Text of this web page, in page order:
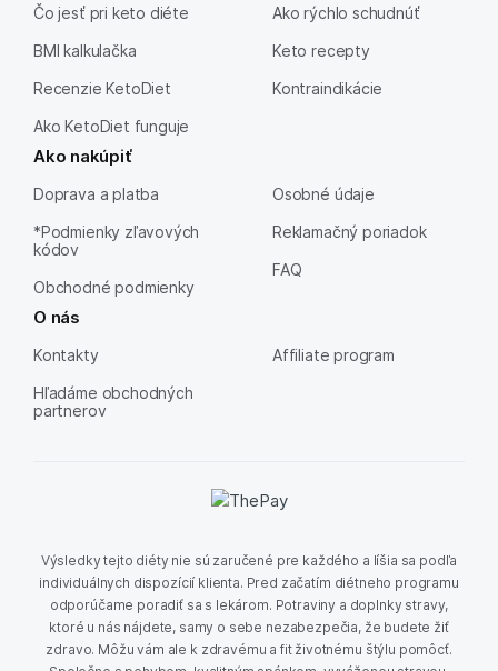
Čo jesť pri keto diéte
BMI kalkulačka
Recenzie KetoDiet
Ako KetoDiet funguje
Ako rýchlo schudnúť
Keto recepty
Kontraindikácie
Ako nakúpiť
Doprava a platba
*Podmienky zľavových
kódov
Obchodné podmienky
Osobné údaje
Reklamačný poriadok
FAQ
O nás
Kontakty
Hľadáme obchodných
partnerov
Affiliate program
Výsledky tejto diéty nie sú zaručené pre každého a líšia sa podľa
individuálnych dispozícií klienta. Pred začatím diétneho programu
odporúčame poradiť sa s lekárom. Potraviny a doplnky stravy,
ktoré u nás nájdete, samy o sebe nezabezpečia, že budete žiť
zdravo. Môžu vám ale k zdravému a fit životnému štýlu pomôcť.